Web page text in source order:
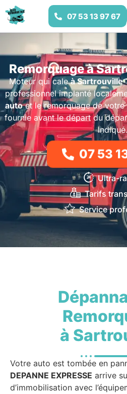
07 53 13 97 67
Remorquage à
Moteur qui caleà Sartrouville
professionnel implanté
autoet le remorquage de votre
fournie avant le départ du
07 53
Ultra-
Tarifs
Service
à
Votre auto est tombée en
DEPANNE EXPRESSE arrive
d’immobilisation avec